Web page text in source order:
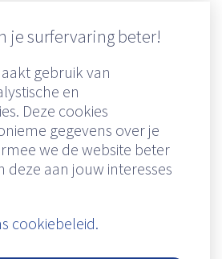
| Privacy clausule |Disclaimer
|Powered by Stratton Maes
je surfervaring beter!
gebruik van
en
Deze cookies
gegevens over je
we de website beter
deze aan jouw interesses
cookiebeleid.